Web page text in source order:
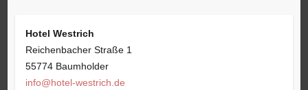
Hotel Westrich
Reichenbacher Straße 1
55774 Baumholder
info@hotel-westrich.de